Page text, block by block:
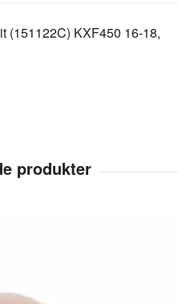
(151122C) KXF450 16-18,